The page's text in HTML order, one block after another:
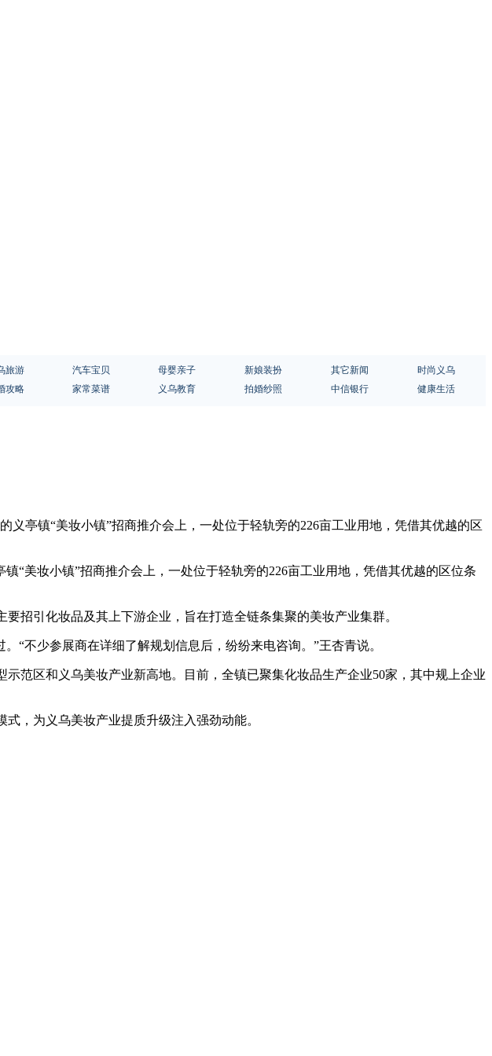
旅游 汽车宝贝 母婴亲子 新娘装扮 其它新闻
时尚义乌
攻略 家常菜谱 义乌教育 拍婚纱照 中信银行 健康生活
亭镇“美妆小镇”招商推介会上，一处位于轻轨旁的226亩工业用地，凭借其优越的区
“美妆小镇”招商推介会上，一处位于轻轨旁的226亩工业用地，凭借其优越的区位条
招引化妆品及其上下游企业，旨在打造全链条集聚的美妆产业集群。
“不少参展商在详细了解规划信息后，纷纷来电咨询。”王杏青说。
范区和义乌美妆产业新高地。目前，全镇已聚集化妆品生产企业50家，其中规上企业
，为义乌美妆产业提质升级注入强劲动能。